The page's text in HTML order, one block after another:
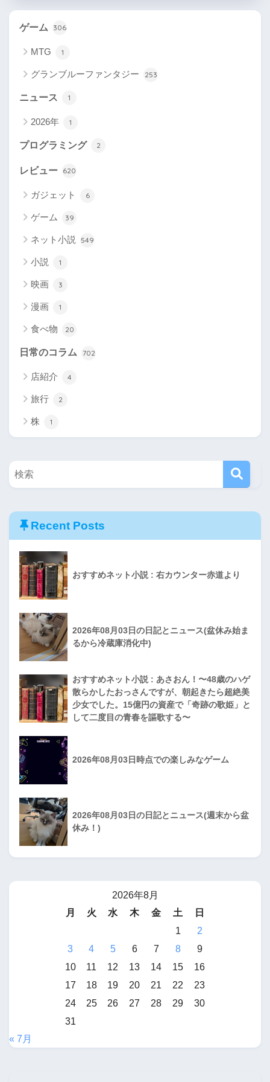
ゲーム 306
MTG 1
グランブルーファンタジー 253
ニュース 1
2026年 1
プログラミング 2
レビュー 620
ガジェット 6
ゲーム 39
ネット小説 549
小説 1
映画 3
漫画 1
食べ物 20
日常のコラム 702
店紹介 4
旅行 2
株 1
Recent Posts
おすすめネット小説 : 右カウンター赤道より
2026年08月03日の日記とニュース(盆休み始ま
るから冷蔵庫消化中)
おすすめネット小説 : あさおん！〜48歳のハゲ
散らかしたおっさんですが、朝起きたら超絶美
少女でした。15億円の資産で「奇跡の歌姫」と
して二度目の青春を謳歌する〜
2026年08月03日時点での楽しみなゲーム
2026年08月03日の日記とニュース(週末から盆
休み！)
2026年8月
月
火 水 木 金 土
日
1
2
3
4 5 6 7 8
9
10
11 12 13 14 15
16
17
18 19 20 21 22
23
24
25 26 27 28 29
30
31
« 7月